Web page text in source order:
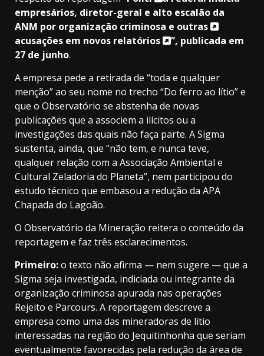
empresários, diretor-geral e alto escalão da
ANM por organização criminosa e outras
acusações em novos relatórios
”, publicada em
27 de junho.
A empresa pede a retirada de “toda e qualquer
menção” ao seu nome no trecho “Do ferro ao lítio” e
que o Observatório se abstenha de novas
publicações que a associem a ilícitos ou a
investigações das quais não faça parte. A Sigma
sustenta, ainda, que “não tem, e nunca teve,
qualquer relação com a Associação Ambiental e
Cultural Zeladoria do Planeta”, nem participou do
estudo técnico que embasou a redução da APA
Chapada do Lagoão.
O Observatório da Mineração reitera o conteúdo da
reportagem e faz três esclarecimentos.
Primeiro:o texto não afirma — nem sugere — que a
Sigma seja investigada, indiciada ou integrante da
organização criminosa apurada nas operações
Rejeito e Parcours. A reportagem descreve a
empresa como uma das mineradoras de lítio
interessadas na região do Jequitinhonha que seriam
eventualmente favorecidas pela redução da área de